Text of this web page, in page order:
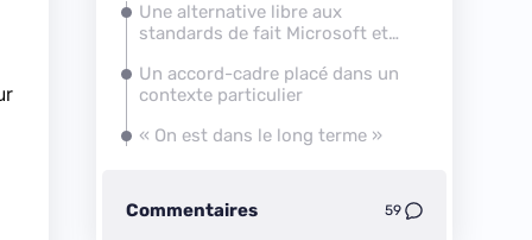
Une alternative libre aux
standards de fait Microsoft et
Un accord-cadre placé dans un
contexte particulier
« On est dans le long terme »
Commentaires 59